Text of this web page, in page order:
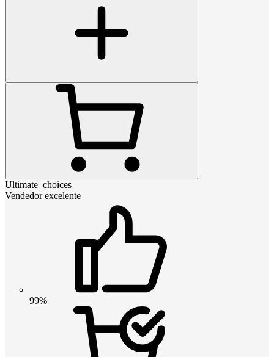
Ultimate_choices
Vendedor excelente
99%